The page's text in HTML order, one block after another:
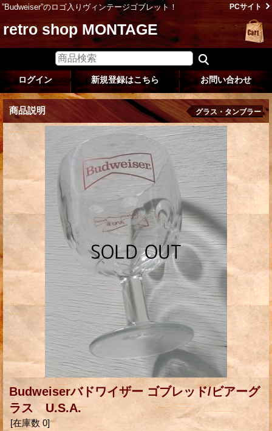
”Budweiser”のロゴ入りヴィンテージゴブレット！ PCサイト
retro shop MONTAGE
ログイン 新規登録はこちら お問い合わせ
商品説明 グラス・タンブラー
Budweiserバドワイザー ゴブレッド/ビアーグ
ラス U.S.A.
[在庫数 0]